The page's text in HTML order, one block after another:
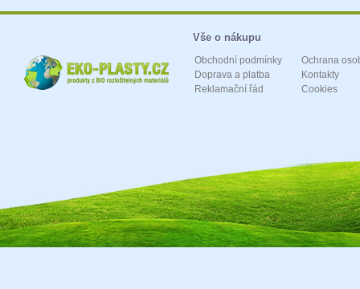
Vše o nákupu
Obchodní podmínky
Doprava a platba
Reklamační řád
Ochrana
Kontakty
Cookies